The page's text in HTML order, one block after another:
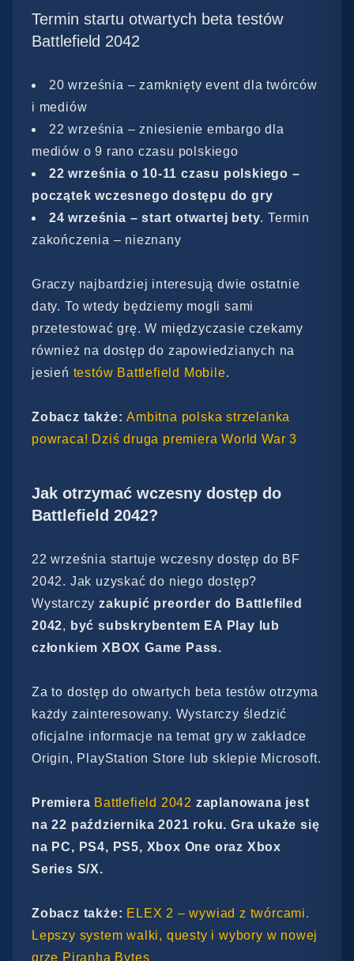
Termin startu otwartych beta testów
Battlefield 2042
20 września – zamknięty event dla twórców
i mediów
22 września – zniesienie embargo dla
mediów o 9 rano czasu polskiego
22 września o 10-11 czasu polskiego –
początek wczesnego dostępu do gry
24 września – start otwartej bety. Termin
zakończenia – nieznany
Graczy najbardziej interesują dwie ostatnie
daty. To wtedy będziemy mogli sami
przetestować grę. W międzyczasie czekamy
również na dostęp do zapowiedzianych na
jesień testów Battlefield Mobile.
Zobacz także:Ambitna polska strzelanka
powraca! Dziś druga premiera World War 3
Jak otrzymać wczesny dostęp do
Battlefield 2042?
22 września startuje wczesny dostęp do BF
2042. Jak uzyskać do niego dostęp?
Wystarczyzakupić preorder do Battlefiled
2042, być subskrybentem EA Play lub
członkiem XBOX Game Pass.
Za to dostęp do otwartych beta testów otrzyma
każdy zainteresowany. Wystarczy śledzić
oficjalne informacje na temat gry w zakładce
Origin, PlayStation Store lub sklepie Microsoft.
Premiera Battlefield 2042 zaplanowana jest
na 22 października 2021 roku. Gra ukaże się
na PC, PS4, PS5, Xbox One oraz Xbox
Series S/X.
Zobacz także: ELEX 2 – wywiad z twórcami.
Lepszy system walki, questy i wybory w nowej
grze Piranha Bytes